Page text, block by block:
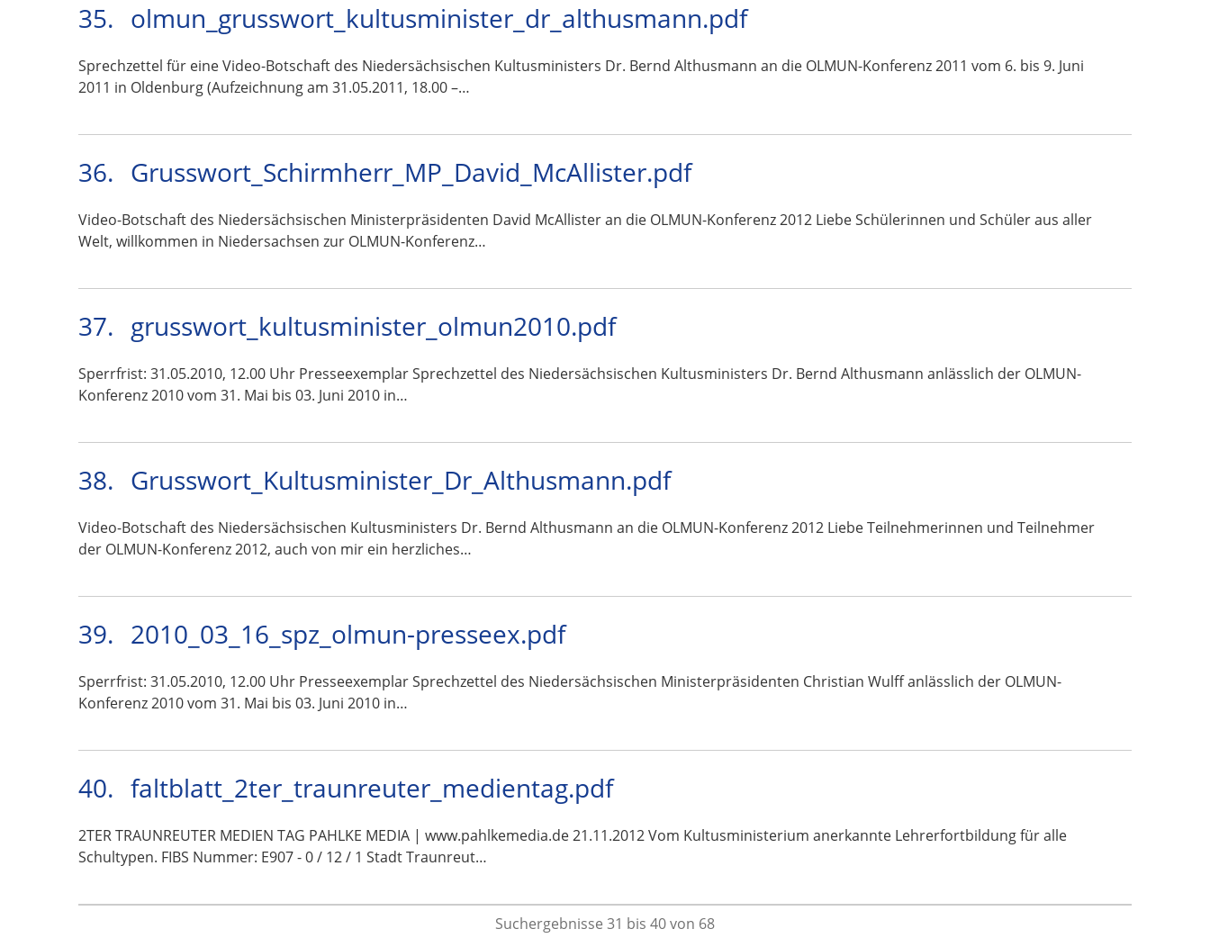
35. olmun_grusswort_kultusminister_dr_althusmann.pdf
Sprechzettel für eine Video-Botschaft des Niedersächsischen Kultusministers Dr. Bernd Althusmann an die OLMUN-Konferenz 2011 vom 6. bis 9. Juni
2011 in Oldenburg (Aufzeichnung am 31.05.2011, 18.00 –…
36. Grusswort_Schirmherr_MP_David_McAllister.pdf
Video-Botschaft des Niedersächsischen Ministerpräsidenten David McAllister an die OLMUN-Konferenz 2012 Liebe Schülerinnen und Schüler aus aller
Welt, willkommen in Niedersachsen zur OLMUN-Konferenz…
37. grusswort_kultusminister_olmun2010.pdf
Sperrfrist: 31.05.2010, 12.00 Uhr Presseexemplar Sprechzettel des Niedersächsischen Kultusministers Dr. Bernd Althusmann anlässlich der OLMUN-
Konferenz 2010 vom 31. Mai bis 03. Juni 2010 in…
38. Grusswort_Kultusminister_Dr_Althusmann.pdf
Video-Botschaft des Niedersächsischen Kultusministers Dr. Bernd Althusmann an die OLMUN-Konferenz 2012 Liebe Teilnehmerinnen und Teilnehmer
der OLMUN-Konferenz 2012, auch von mir ein herzliches…
39. 2010_03_16_spz_olmun-presseex.pdf
Sperrfrist: 31.05.2010, 12.00 Uhr Presseexemplar Sprechzettel des Niedersächsischen Ministerpräsidenten Christian Wulff anlässlich der OLMUN-
Konferenz 2010 vom 31. Mai bis 03. Juni 2010 in…
40. faltblatt_2ter_traunreuter_medientag.pdf
2TER TRAUNREUTER MEDIEN TAG PAHLKE MEDIA | www.pahlkemedia.de 21.11.2012 Vom Kultusministerium anerkannte Lehrerfortbildung für alle
Schultypen. FIBS Nummer: E907 - 0 / 12 / 1 Stadt Traunreut…
Suchergebnisse 31 bis 40 von 68